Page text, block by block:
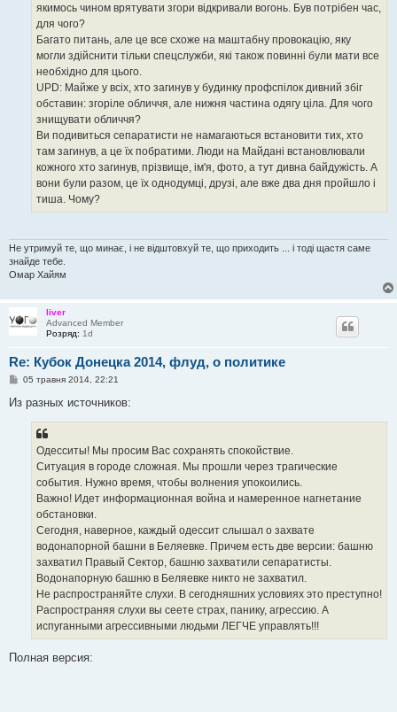
якимось чином врятувати згори відкривали вогонь. Був потрібен час,
для чого?
Багато питань, але це все схоже на маштабну провокацію, яку
могли здійснити тільки спецслужби, які також повинні були мати все
необхідно для цього.
UPD: Майже у всіх, хто загинув у будинку профспілок дивний збіг
обставин: згоріле обличчя, але нижня частина одягу ціла. Для чого
знищувати обличчя?
Ви подивиться сепаратисти не намагаються встановити тих, хто
там загинув, а це їх побратими. Люди на Майдані встановлювали
кожного хто загинув, прізвище, ім'я, фото, а тут дивна байдужість. А
вони були разом, це їх однодумці, друзі, але вже два дня пройшло і
тиша. Чому?
Не утримуй те, що минає, і не відштовхуй те, що приходить ... і тоді щастя саме
знайде тебе.
Омар Хайям
liver
Advanced Member
Розряд: 1d
Re: Кубок Донецка 2014, флуд, о политике
П
в
05 травня 2014, 22:21
Из разных источников:
Одесситы! Мы просим Вас сохранять спокойствие.
Ситуация в городе сложная. Мы прошли через трагические
события. Нужно время, чтобы волнения упокоились.
Важно! Идет информационная война и намеренное нагнетание
обстановки.
Сегодня, наверное, каждый одессит слышал о захвате
водонапорной башни в Беляевке. Причем есть две версии: башню
захватил Правый Сектор, башню захватили сепаратисты.
Водонапорную башню в Беляевке никто не захватил.
Не распространяйте слухи. В сегодняшних условиях это преступно!
Распространяя слухи вы сеете страх, панику, агрессию. А
испуганными агрессивными людьми ЛЕГЧЕ управлять!!!
Полная версия: